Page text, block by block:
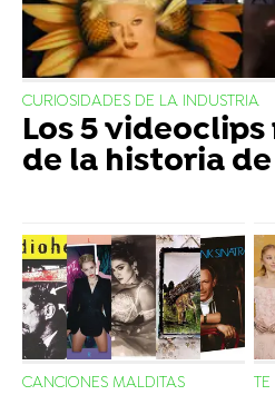
CURIOSIDADES DE LA INDUSTRIA
Los 5 videoclips
de la historia
CANCIONES MALDITAS